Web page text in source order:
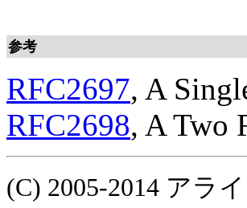
参考
RFC2697, A
RFC2698, A Two
(C) 2005-2014 アラ